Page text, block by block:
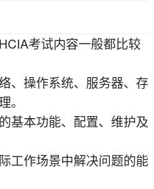
考试内容一般都比较
、操作系统、服务器、存
。
基本功能、配置、维护及
工作场景中解决问题的能